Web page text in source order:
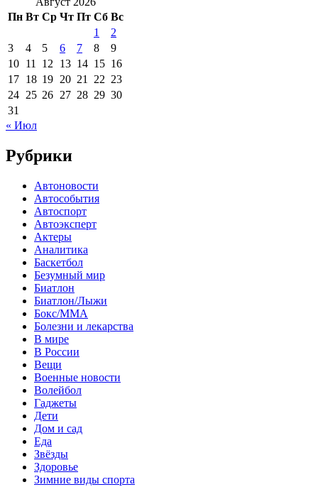
Пн Вт Ср Чт Пт Сб Вс
1
2
3
4 5 6 7 8
9
10 11 12 13 14 15 16
17 18 19 20 21 22 23
24 25 26 27 28 29 30
31
« Июл
Рубрики
Автоновости
Автособытия
Автоспорт
Автоэксперт
Актеры
Аналитика
Баскетбол
Безумный мир
Биатлон
Биатлон/Лыжи
Бокс/MMA
Болезни и лекарства
В мире
В России
Вещи
Военные новости
Волейбол
Гаджеты
Дети
Дом и сад
Еда
Звёзды
Здоровье
Зимние виды спорта